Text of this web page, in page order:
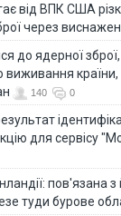
від ВПК США
через
до ядерної
виживання
140 0
для сервісу
пов'язана
туди бурове